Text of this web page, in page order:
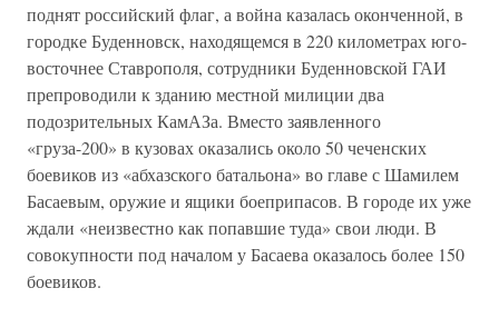
поднят российский флаг, а война казалась оконченной, в
городке Буденновск, находящемся в 220 километрах юго-
восточнее Ставрополя, сотрудники Буденновской ГАИ
препроводили к зданию местной милиции два
подозрительных КамАЗа. Вместо заявленного
«груза-200» в кузовах оказались около 50 чеченских
боевиков из «абхазского батальона» во главе с Шамилем
Басаевым, оружие и ящики боеприпасов. В городе их уже
ждали «неизвестно как попавшие туда» свои люди. В
совокупности под началом у Басаева оказалось более 150
боевиков.